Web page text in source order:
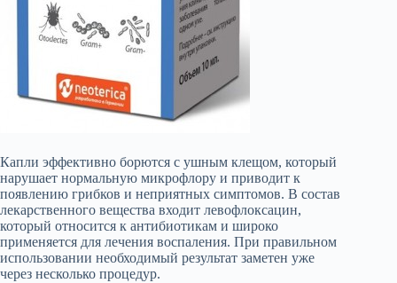
Капли эффективно борются с ушным клещом, который
нарушает нормальную микрофлору и приводит к
появлению грибков и неприятных симптомов. В состав
лекарственного вещества входит левофлоксацин,
который относится к антибиотикам и широко
применяется для лечения воспаления. При правильном
использовании необходимый результат заметен уже
через несколько процедур.